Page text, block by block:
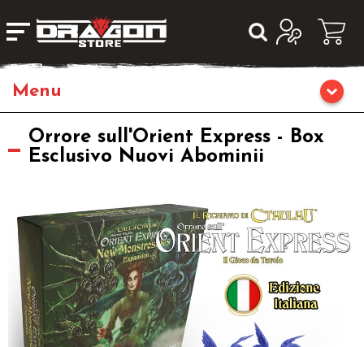
Home
Librigame
Editoria
Giochi di Carte Collezionabili
Miniature
Orrore sull'Orient Express - Box
Esclusivo Nuovi Abominii